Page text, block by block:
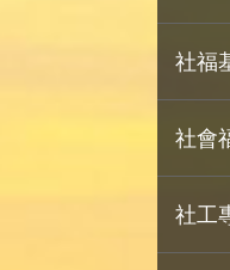
社福
社會
社工